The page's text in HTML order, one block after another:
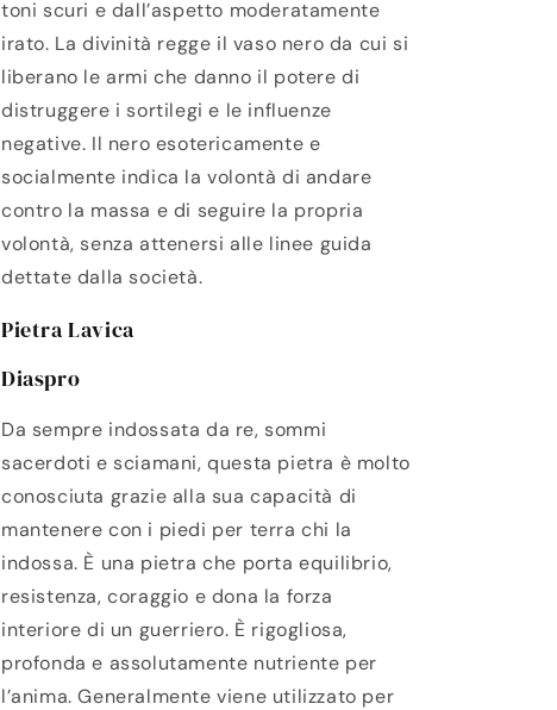
toni scuri e dall’aspetto moderatamente
irato. La divinità regge il vaso nero da cui si
liberano le armi che danno il potere di
distruggere i sortilegi e le influenze
negative. Il nero esotericamente e
socialmente indica la volontà di andare
contro la massa e di seguire la propria
volontà, senza attenersi alle linee guida
dettate dalla società.
Pietra Lavica
Diaspro
Da sempre indossata da re, sommi
sacerdoti e sciamani, questa pietra è molto
conosciuta grazie alla sua capacità di
mantenere con i piedi per terra chi la
indossa. È una pietra che porta equilibrio,
resistenza, coraggio e dona la forza
interiore di un guerriero. È rigogliosa,
profonda e assolutamente nutriente per
l’anima. Generalmente viene utilizzato per